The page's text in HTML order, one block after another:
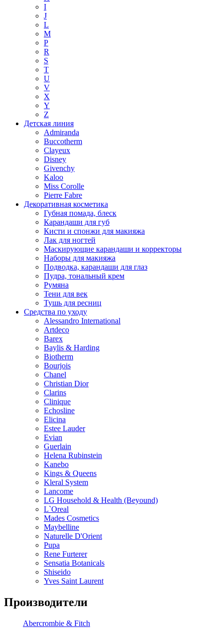
I
J
L
M
P
R
S
T
U
V
X
Y
Z
Детская линия
Admiranda
Buccotherm
Clayeux
Disney
Givenchy
Kaloo
Miss Corolle
Pierre Fabre
Декоративная косметика
Губная помада, блеск
Карандаши для губ
Кисти и спонжи для макияжа
Лак для ногтей
Маскирующие карандаши и корректоры
Наборы для макияжа
Подводка, карандаши для глаз
Пудра, тональный крем
Румяна
Тени для век
Тушь для ресниц
Средства по уходу
Alessandro International
Artdeco
Barex
Baylis & Harding
Biotherm
Bourjois
Chanel
Christian Dior
Clarins
Clinique
Echosline
Elicina
Estee Lauder
Evian
Guerlain
Helena Rubinstein
Kanebo
Kings & Queens
Kleral System
Lancome
LG Household & Health (Beyound)
L`Oreal
Mades Cosmetics
Maybelline
Naturelle D'Orient
Pupa
Rene Furterer
Sensatia Botanicals
Shiseido
Yves Saint Laurent
Производители
Abercrombie & Fitch